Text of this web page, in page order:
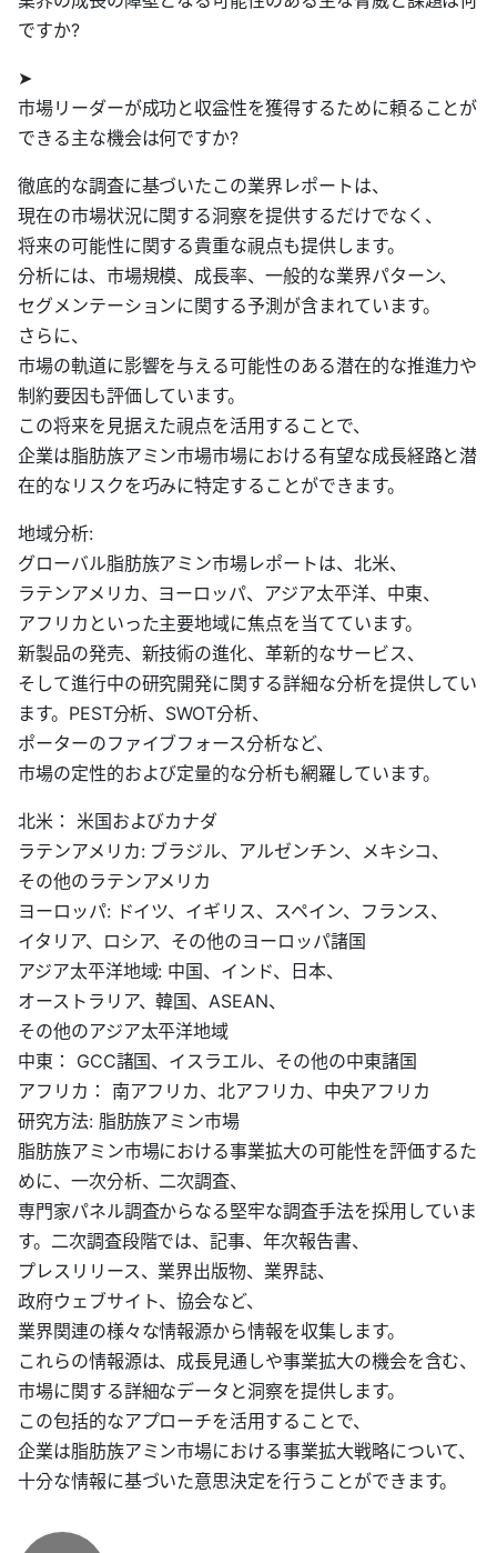
ですか?
➤
市場リーダーが成功と収益性を獲得するために頼ることが
できる主な機会は何ですか?
徹底的な調査に基づいたこの業界レポートは、
現在の市場状況に関する洞察を提供するだけでなく、
将来の可能性に関する貴重な視点も提供します。
分析には、市場規模、成長率、一般的な業界パターン、
セグメンテーションに関する予測が含まれています。
さらに、
市場の軌道に影響を与える可能性のある潜在的な推進力や
制約要因も評価しています。
この将来を見据えた視点を活用することで、
企業は脂肪族アミン市場市場における有望な成長経路と潜
在的なリスクを巧みに特定することができます。
地域分析:
グローバル脂肪族アミン市場レポートは、北米、
ラテンアメリカ、ヨーロッパ、アジア太平洋、中東、
アフリカといった主要地域に焦点を当てています。
新製品の発売、新技術の進化、革新的なサービス、
そして進行中の研究開発に関する詳細な分析を提供してい
ます。PEST分析、SWOT分析、
ポーターのファイブフォース分析など、
市場の定性的および定量的な分析も網羅しています。
北米： 米国およびカナダ
ラテンアメリカ: ブラジル、アルゼンチン、メキシコ、
その他のラテンアメリカ
ヨーロッパ: ドイツ、イギリス、スペイン、フランス、
イタリア、ロシア、その他のヨーロッパ諸国
アジア太平洋地域: 中国、インド、日本、
オーストラリア、韓国、ASEAN、
その他のアジア太平洋地域
中東： GCC諸国、イスラエル、その他の中東諸国
アフリカ： 南アフリカ、北アフリカ、中央アフリカ
研究方法: 脂肪族アミン市場
脂肪族アミン市場における事業拡大の可能性を評価するた
めに、一次分析、二次調査、
専門家パネル調査からなる堅牢な調査手法を採用していま
す。二次調査段階では、記事、年次報告書、
プレスリリース、業界出版物、業界誌、
政府ウェブサイト、協会など、
業界関連の様々な情報源から情報を収集します。
これらの情報源は、成長見通しや事業拡大の機会を含む、
市場に関する詳細なデータと洞察を提供します。
この包括的なアプローチを活用することで、
企業は脂肪族アミン市場における事業拡大戦略について、
十分な情報に基づいた意思決定を行うことができます。